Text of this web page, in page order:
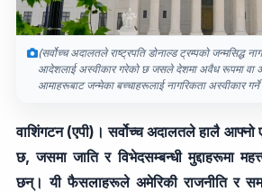
(सर्वोच्च अदालतले राष्ट्रपति डोनाल्ड ट्रम्पको जन्मसिद्ध
आदेशलाई अस्वीकार गरेको छ जसले देशमा अवैध रूपमा वा
आमाहरूबाट जन्मेका बच्चाहरूलाई नागरिकता अस्वीकार गर्ने
वाशिंगटन (एपी)। सर्वोच्च अदालतले हालै आफ्नो
छ, जसमा जाति र विभेदसम्बन्धी मुद्दाहरूमा
छन्। यी फैसलाहरूले अमेरिकी राजनीति र